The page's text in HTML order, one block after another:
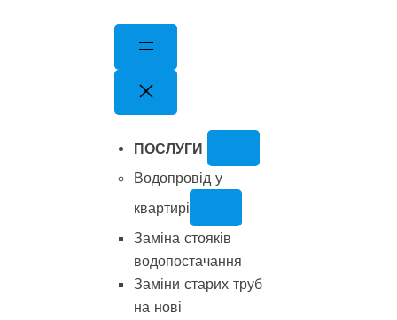
ПОСЛУГИ
Водопровід у
квартирі
Заміна стояків
водопостачання
Заміни старих труб
на нові